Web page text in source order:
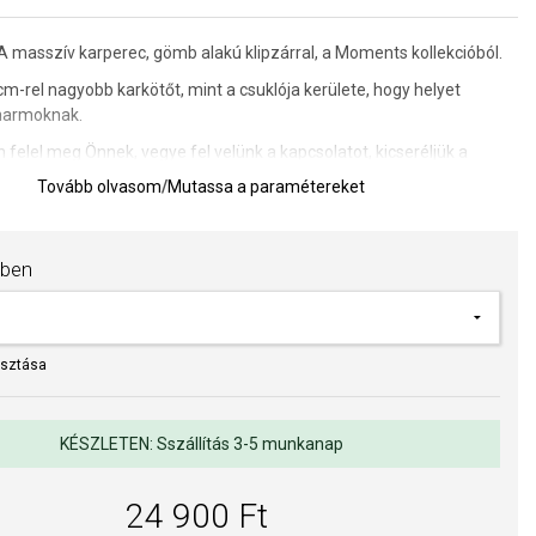
masszív karperec, gömb alakú klipzárral, a Moments kollekcióból.
rel nagyobb karkötőt, mint a csuklója kerülete, hogy helyet
felel meg Önnek, vegye fel velünk a kapcsolatot, kicseréljük a
nem viselte azt.
(www.Pandora.net) hivatalos forgalmazója. Biztos lehet
ékszert vásárol, komplett márkás csomagolásban.
Tovább olvasom/Mutassa a paramétereket
KÉSZLETEN: Sszállítás 3-5 munkanap
24 900 Ft